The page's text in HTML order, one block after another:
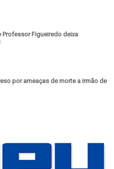
Professor Figueiredo deixa
por ameaças de morte a irmão de